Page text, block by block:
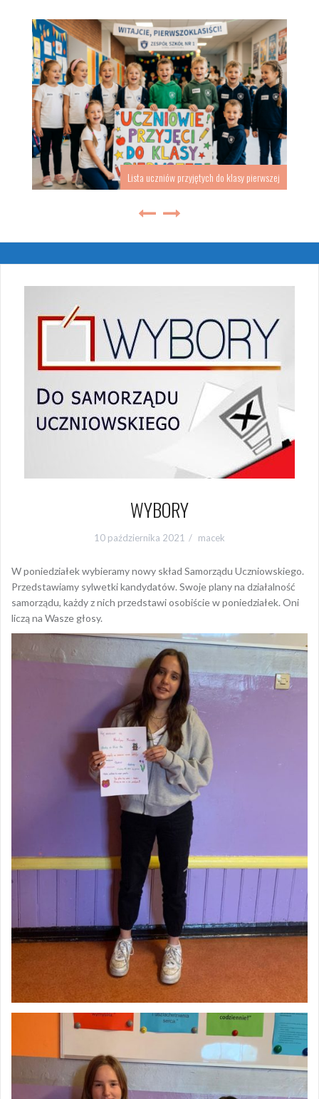
Lista uczniów przyjętych do klasy pierwszej
WYBORY
10 października 2021 macek
W poniedziałek wybieramy nowy skład Samorządu Uczniowskiego.
Przedstawiamy sylwetki kandydatów. Swoje plany na działalność
samorządu, każdy z nich przedstawi osobiście w poniedziałek. Oni
liczą na Wasze głosy.